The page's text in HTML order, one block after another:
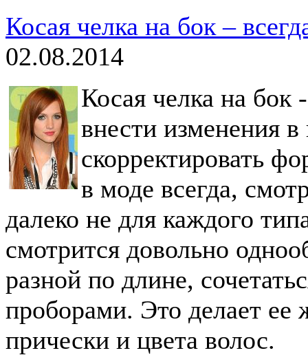
Косая челка на бок –
02.08.2014
Косая челка на бок
внести изменения
скорректировать
в моде всегда,
далеко не для каждого
смотрится довольно
разной по длине,
проборами. Это делает ее
прически и цвета волос.